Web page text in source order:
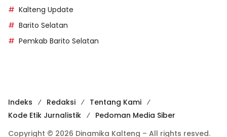
Kalteng Update
Barito Selatan
Pemkab Barito Selatan
Indeks Redaksi
Tentang Kami
Kode Etik Jurnalistik
Pedoman Media Siber
Copyright © 2026 Dinamika Kalteng – All rights resved.